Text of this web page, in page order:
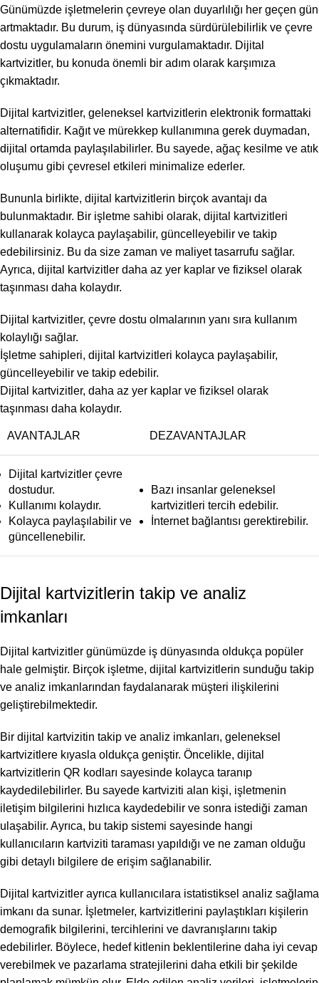
Günümüzde işletmelerin çevreye olan duyarlılığı her geçen gün
artmaktadır. Bu durum, iş dünyasında sürdürülebilirlik ve çevre
dostu uygulamaların önemini vurgulamaktadır. Dijital
kartvizitler, bu konuda önemli bir adım olarak karşımıza
çıkmaktadır.
Dijital kartvizitler, geleneksel kartvizitlerin elektronik formattaki
alternatifidir. Kağıt ve mürekkep kullanımına gerek duymadan,
dijital ortamda paylaşılabilirler. Bu sayede, ağaç kesilme ve atık
oluşumu gibi çevresel etkileri minimalize ederler.
Bununla birlikte, dijital kartvizitlerin birçok avantajı da
bulunmaktadır. Bir işletme sahibi olarak, dijital kartvizitleri
kullanarak kolayca paylaşabilir, güncelleyebilir ve takip
edebilirsiniz. Bu da size zaman ve maliyet tasarrufu sağlar.
Ayrıca, dijital kartvizitler daha az yer kaplar ve fiziksel olarak
taşınması daha kolaydır.
Dijital kartvizitler, çevre dostu olmalarının yanı sıra kullanım
kolaylığı sağlar.
İşletme sahipleri, dijital kartvizitleri kolayca paylaşabilir,
güncelleyebilir ve takip edebilir.
Dijital kartvizitler, daha az yer kaplar ve fiziksel olarak
taşınması daha kolaydır.
AVANTAJLAR DEZAVANTAJLAR
Dijital kartvizitler çevre
dostudur.
Kullanımı kolaydır.
Kolayca paylaşılabilir ve
güncellenebilir.
Bazı insanlar geleneksel
kartvizitleri tercih edebilir.
İnternet bağlantısı gerektirebilir.
Dijital kartvizitlerin takip ve analiz
imkanları
Dijital kartvizitler günümüzde iş dünyasında oldukça popüler
hale gelmiştir. Birçok işletme, dijital kartvizitlerin sunduğu takip
ve analiz imkanlarından faydalanarak müşteri ilişkilerini
geliştirebilmektedir.
Bir dijital kartvizitin takip ve analiz imkanları, geleneksel
kartvizitlere kıyasla oldukça geniştir. Öncelikle, dijital
kartvizitlerin QR kodları sayesinde kolayca taranıp
kaydedilebilirler. Bu sayede kartviziti alan kişi, işletmenin
iletişim bilgilerini hızlıca kaydedebilir ve sonra istediği zaman
ulaşabilir. Ayrıca, bu takip sistemi sayesinde hangi
kullanıcıların kartviziti taraması yapıldığı ve ne zaman olduğu
gibi detaylı bilgilere de erişim sağlanabilir.
Dijital kartvizitler ayrıca kullanıcılara istatistiksel analiz sağlama
imkanı da sunar. İşletmeler, kartvizitlerini paylaştıkları kişilerin
demografik bilgilerini, tercihlerini ve davranışlarını takip
edebilirler. Böylece, hedef kitlenin beklentilerine daha iyi cevap
verebilmek ve pazarlama stratejilerini daha etkili bir şekilde